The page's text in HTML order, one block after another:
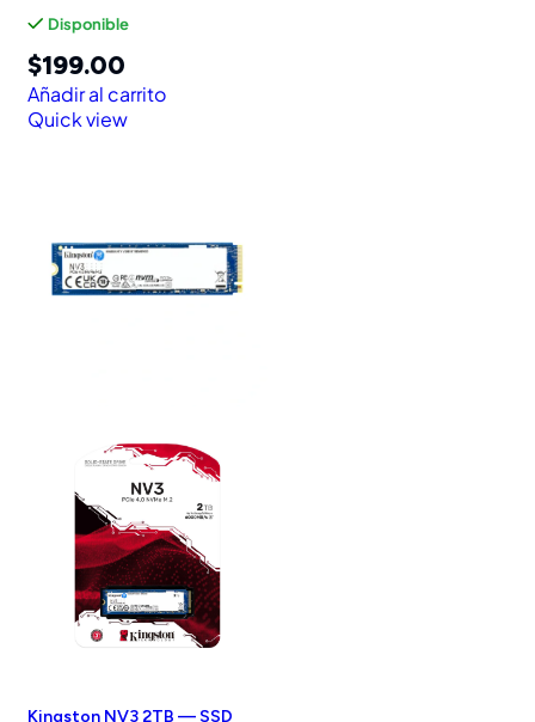
Disponible
$199.00
Añadir al carrito
Quick view
Kingston NV3 2TB — SSD